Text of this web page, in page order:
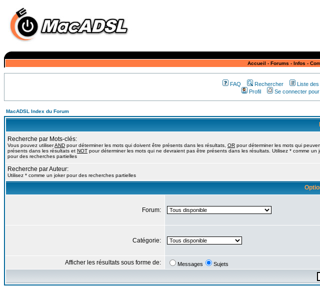
Accueil - Forums - Infos -
FAQ Rechercher Liste
Profil
Se connecter
MacADSL Index du Forum
Recherche par Mots-clés:
Vous pouvez utiliserAND pour déterminer les mots qui doivent être présents dans les résultats, OR pour déterminer les mots qui
présents dans les résultats et NOT pour déterminer les mots qui ne devraient pas être présents dans les résultats. Utilisez * comme un
pour des recherches partielles
Recherche par Auteur:
Utilisez * comme un joker pour des recherches partielles
Forum:
Catégorie:
Afficher les résultats sous forme de: Messages Sujets